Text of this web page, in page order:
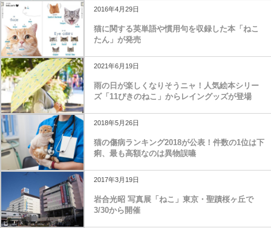
2016年4月29日
猫に関する英単語や慣用句を収録した本「ねこ
たん」が発売
2021年6月19日
雨の日が楽しくなりそうニャ！人気絵本シリー
ズ「11ぴきのねこ」からレイングッズが登場
2018年5月26日
猫の傷病ランキング2018が公表！件数の1位は下
痢、最も高額なのは異物誤嚥
2017年3月19日
岩合光昭 写真展「ねこ」東京・聖蹟桜ヶ丘で
3/30から開催